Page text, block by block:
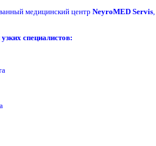
медицинский центр NeyroMED Servis
специалистов: